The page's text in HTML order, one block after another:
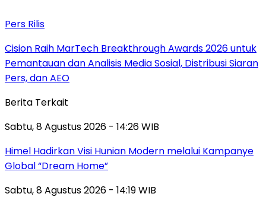
Pers Rilis
Cision Raih MarTech Breakthrough Awards 2026 untuk
Pemantauan dan Analisis Media Sosial, Distribusi Siaran
Pers, dan AEO
Berita Terkait
Sabtu, 8 Agustus 2026 - 14:26 WIB
Himel Hadirkan Visi Hunian Modern melalui Kampanye
Global “Dream Home”
Sabtu, 8 Agustus 2026 - 14:19 WIB